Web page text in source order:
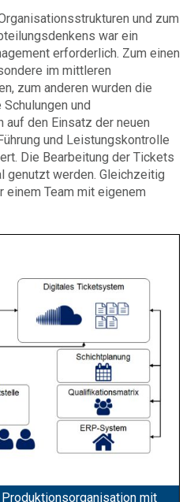
und zum
war ein
erforderlich. Zum einen
im mittleren
zum anderen wurden die
und
auf den Einsatz der neuen
und Leistungskontrolle
Die Bearbeitung der Tickets
genutzt werden. Gleichzeitig
Team mit eigenem
mit